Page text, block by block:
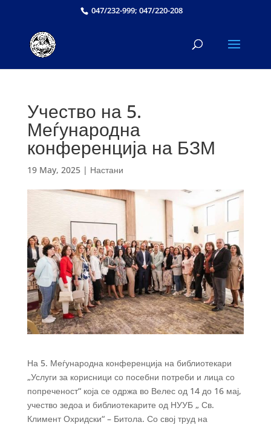
047/232-999; 047/220-208
Учество на 5.
Меѓународна
конференција на БЗМ
19 May, 2025| Настани
На 5. Меѓународна конференција на библиотекари
„Услуги за корисници со посебни потреби и лица со
попреченост“ која се одржа во Велес од 14 до 16 мај,
учество зедоа и библиотекарите од НУУБ „ Св.
Климент Охридски“ – Битола. Со свој труд на